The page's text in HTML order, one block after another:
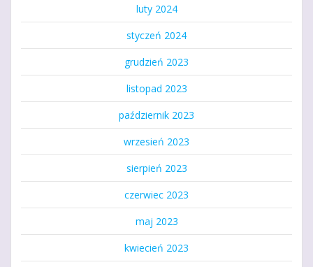
luty 2024
styczeń 2024
grudzień 2023
listopad 2023
październik 2023
wrzesień 2023
sierpień 2023
czerwiec 2023
maj 2023
kwiecień 2023